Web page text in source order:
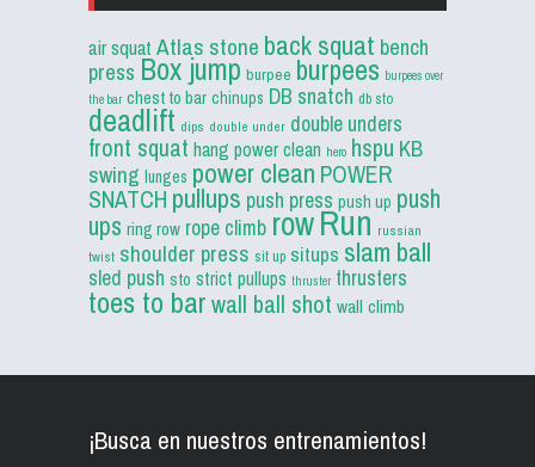
air squat Atlas stone back squat bench
press Box jump burpee burpees burpees over
the bar chest to bar chinups DB snatch db sto
deadlift dips double under double unders
front squat hang power clean hero hspu KB
swing lunges power clean POWER
SNATCH pullups push press push up push
ups ring row rope climb rowRun russian
twist shoulder press sit up situps slam ball
sled push sto strict pullups thruster thrusters
toes to barwall ball shot wall climb
¡Busca en nuestros entrenamientos!